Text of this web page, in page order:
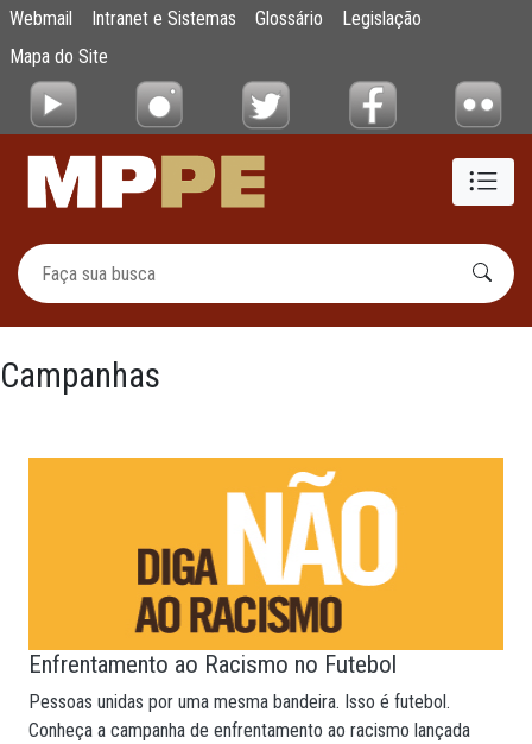
Pular para o Conteúdo principal
Campanhas Institucionais
Webmail Intranet e Sistemas Glossário
Legislação
Mapa do Site
Campanhas
Enfrentamento ao Racismo no Futebol
Pessoas unidas por uma mesma bandeira. Isso é futebol.
Conheça a campanha de enfrentamento ao racismo lançada